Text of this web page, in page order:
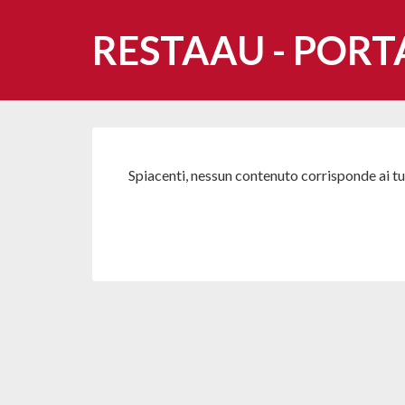
RESTAAU -
Spiacenti, nessun contenuto corrisponde ai